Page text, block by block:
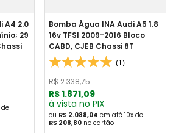
A4 2.0
29
de
Bomba Água INA Audi A5 1.8
16v TFSI 2009-2016 Bloco
CABD, CJEB Chassi 8T
(1)
R$2.338,75
R$1.871,09
à vista no PIX
ou R$ 2.088,04 em até 10x de
R$ 208,80 no cartão